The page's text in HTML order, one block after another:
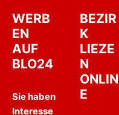
WERB
EN
AUF
BLO24
Sie haben
Interesse
BEZIR
K
LIEZE
N
ONLIN
E